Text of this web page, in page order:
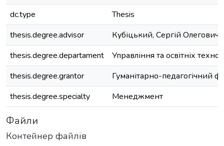
dc.type
Thesis
thesis.degree.advisor
Кубіцький, Сергій Олегович
thesis.degree.departament
Управління та освітніх
thesis.degree.grantor
Гуманітарно-педагогічний
thesis.degree.specialty
Менеджмент
Файли
Контейнер файлів